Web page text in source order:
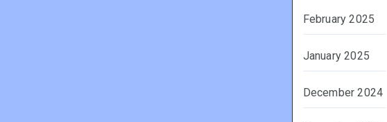
February 2025
January 2025
December 2024